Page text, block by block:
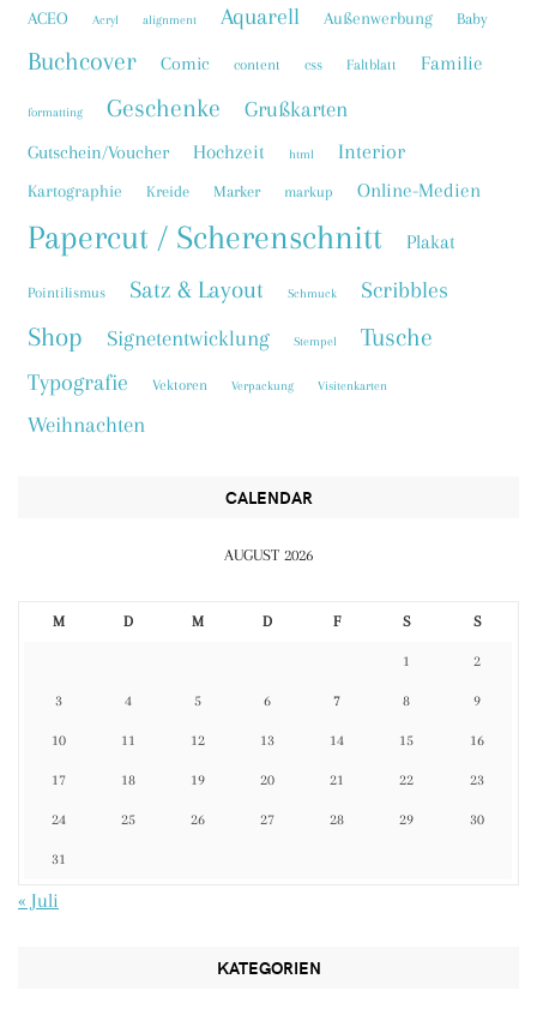
ACEO Acryl alignment Aquarell Außenwerbung Baby
Buchcover Comic content css Faltblatt Familie
formatting Geschenke Grußkarten
Gutschein/Voucher Hochzeit html Interior
Kartographie Kreide Marker markup Online-Medien
Papercut / Scherenschnitt Plakat
Pointilismus Satz & Layout Schmuck Scribbles
Shop Signetentwicklung Stempel Tusche
Typografie Vektoren Verpackung Visitenkarten
Weihnachten
CALENDAR
AUGUST 2026
M D M D F S S
1 2
3 4 5 6 7 8 9
10 11 12 13 14 15 16
17 18 19 20 21 22 23
24 25 26 27 28 29 30
31
« Juli
KATEGORIEN